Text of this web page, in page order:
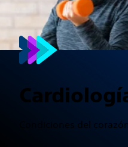
Condiciones del